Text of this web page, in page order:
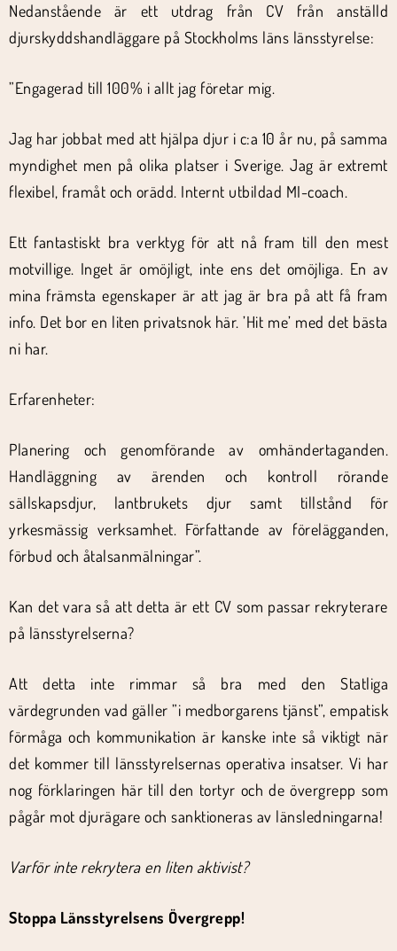
Nedanstående är ett utdrag från CV från anställd
djurskyddshandläggare på Stockholms läns länsstyrelse:
”Engagerad till 100% i allt jag företar mig.
Jag har jobbat med att hjälpa djur i c:a 10 år nu, på samma
myndighet men på olika platser i Sverige. Jag är extremt
flexibel, framåt och orädd. Internt utbildad MI-coach.
Ett fantastiskt bra verktyg för att nå fram till den mest
motvillige. Inget är omöjligt, inte ens det omöjliga. En av
mina främsta egenskaper är att jag är bra på att få fram
info. Det bor en liten privatsnok här. ’Hit me’ med det bästa
ni har.
Erfarenheter:
Planering och genomförande av omhändertaganden.
Handläggning av ärenden och kontroll rörande
sällskapsdjur, lantbrukets djur samt tillstånd för
yrkesmässig verksamhet. Författande av förelägganden,
förbud och åtalsanmälningar”.
Kan det vara så att detta är ett CV som passar rekryterare
på länsstyrelserna?
Att detta inte rimmar så bra med den Statliga
värdegrunden vad gäller ”i medborgarens tjänst”, empatisk
förmåga och kommunikation är kanske inte så viktigt när
det kommer till länsstyrelsernas operativa insatser. Vi har
nog förklaringen här till den tortyr och de övergrepp som
pågår mot djurägare och sanktioneras av länsledningarna!
Varför inte rekrytera en liten aktivist?
Stoppa Länsstyrelsens Övergrepp!